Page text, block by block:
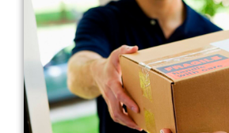
Гатне
Глеваха
Горішні Плавні
Гостомель
Харків
Херсон
Хмельницький